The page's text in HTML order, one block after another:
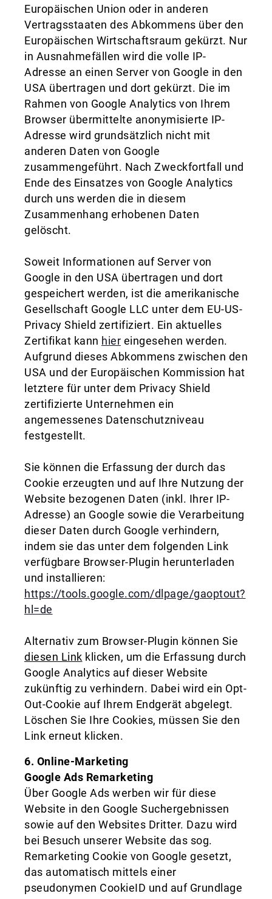
Europäischen Union oder in anderen
Vertragsstaaten des Abkommens über den
Europäischen Wirtschaftsraum gekürzt. Nur
in Ausnahmefällen wird die volle IP-
Adresse an einen Server von Google in den
USA übertragen und dort gekürzt. Die im
Rahmen von Google Analytics von Ihrem
Browser übermittelte anonymisierte IP-
Adresse wird grundsätzlich nicht mit
anderen Daten von Google
zusammengeführt. Nach Zweckfortfall und
Ende des Einsatzes von Google Analytics
durch uns werden die in diesem
Zusammenhang erhobenen Daten
gelöscht.
Soweit Informationen auf Server von
Google in den USA übertragen und dort
gespeichert werden, ist die amerikanische
Gesellschaft Google LLC unter dem EU-US-
Privacy Shield zertifiziert. Ein aktuelles
Zertifikat kann hier eingesehen werden.
Aufgrund dieses Abkommens zwischen den
USA und der Europäischen Kommission hat
letztere für unter dem Privacy Shield
zertifizierte Unternehmen ein
angemessenes Datenschutzniveau
festgestellt.
Sie können die Erfassung der durch das
Cookie erzeugten und auf Ihre Nutzung der
Website bezogenen Daten (inkl. Ihrer IP-
Adresse) an Google sowie die Verarbeitung
dieser Daten durch Google verhindern,
indem sie das unter dem folgenden Link
verfügbare Browser-Plugin herunterladen
und installieren:
https://tools.google.com/dlpage/gaoptout?
hl=de
Alternativ zum Browser-Plugin können Sie
diesen Link klicken, um die Erfassung durch
Google Analytics auf dieser Website
zukünftig zu verhindern. Dabei wird ein Opt-
Out-Cookie auf Ihrem Endgerät abgelegt.
Löschen Sie Ihre Cookies, müssen Sie den
Link erneut klicken.
6. Online-Marketing
Google Ads Remarketing
Über Google Ads werben wir für diese
Website in den Google Suchergebnissen
sowie auf den Websites Dritter. Dazu wird
bei Besuch unserer Website das sog.
Remarketing Cookie von Google gesetzt,
das automatisch mittels einer
pseudonymen CookieID und auf Grundlage